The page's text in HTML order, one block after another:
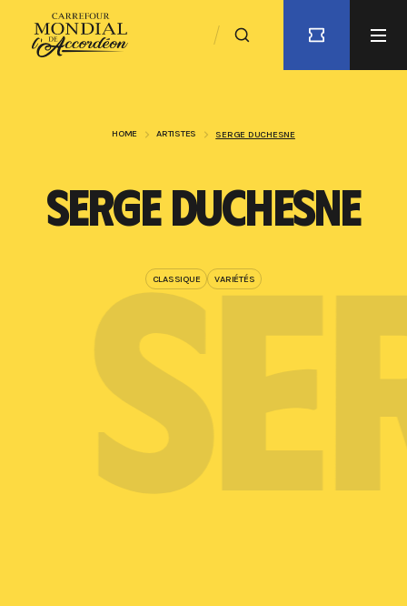
HOME ARTISTES SERGE DUCHESNE
SERGE DUCHESNE
CLASSIQUE VARIÉTÉS